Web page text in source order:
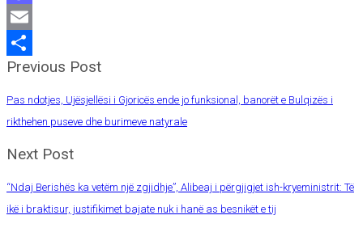
Mastodon
Email
Share
Previous Post
Pas ndotjes, Ujësjellësi i Gjoricës ende jo funksional, banorët e Bulqizës i
rikthehen puseve dhe burimeve natyrale
Next Post
“Ndaj Berishës ka vetëm një zgjidhje”, Alibeaj i përgjigjet ish-kryeministrit: Të
ikë i braktisur, justifikimet bajate nuk i hanë as besnikët e tij